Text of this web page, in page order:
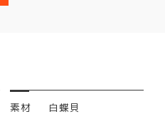
素材 白蝶貝